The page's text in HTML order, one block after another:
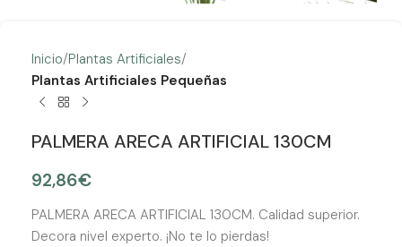
Inicio Plantas Artificiales
Plantas Artificiales Pequeñas
PALMERA ARECA ARTIFICIAL 130CM
92,86€
PALMERA ARECA ARTIFICIAL 130CM. Calidad superior.
Decora nivel experto. ¡No te lo pierdas!